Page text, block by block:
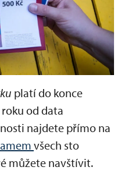
platí do konce
od data
najdete přímo na
všech sto
můžete navštívit.